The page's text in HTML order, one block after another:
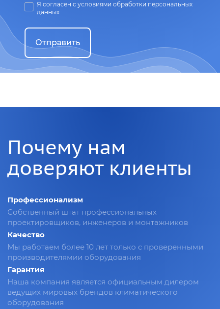
Я согласен с условиями обработки персональных
данных
Отправить
Почему нам
доверяют клиенты
Профессионализм
Собственный штат профессиональных
проектировщиков, инженеров и монтажников
Качество
Мы работаем более 10 лет только с проверенными
производителямии оборудования
Гарантия
Наша компания является официальным дилером
ведущих мировых брендов климатического
оборудования